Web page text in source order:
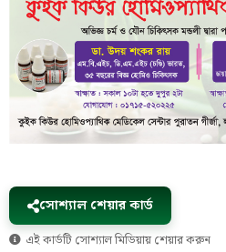
সোশ্যাল শেয়ার কার্ড
এই কার্ডটি সোশ্যাল মিডিয়ায় শেয়ার করুন